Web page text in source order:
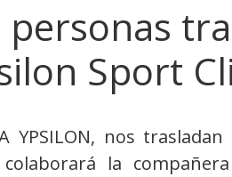
personas
Sport
YPSILON, nos
la